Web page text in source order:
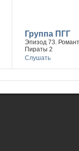
Группа ПГГ
Эпизод 73.
Пираты 2
Слушать